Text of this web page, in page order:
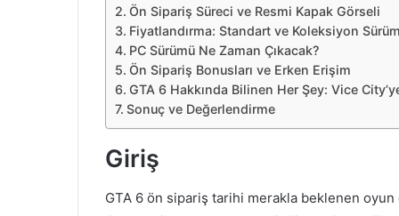
Ön Sipariş Süreci ve Resmi Kapak Görseli
Fiyatlandırma: Standart ve Koleksiyon
PC Sürümü Ne Zaman Çıkacak?
Ön Sipariş Bonusları ve Erken Erişim
GTA 6 Hakkında Bilinen Her Şey: Vice
Sonuç ve Değerlendirme
Giriş
GTA 6 ön sipariş tarihi merakla beklenen